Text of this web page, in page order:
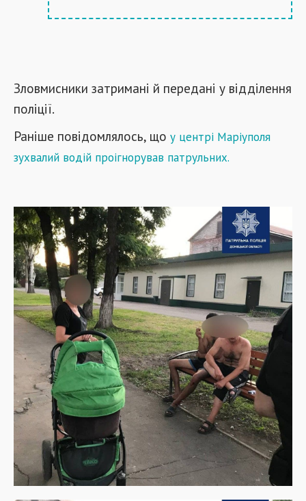
Зловмисники затримані й передані у відділення
поліції.
Раніше повідомлялось, що у центрі Маріуполя
зухвалий водій проігнорував патрульних.